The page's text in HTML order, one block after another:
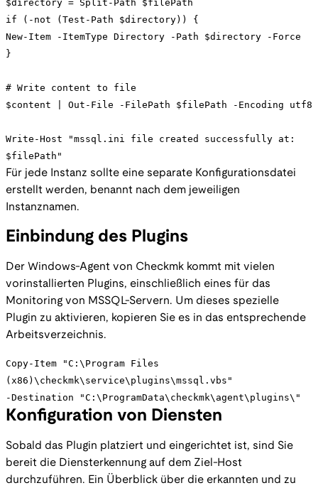
$directory = Split-Path $filePath
if (-not (Test-Path $directory)) {
New-Item -ItemType Directory -Path $directory -Force
}
# Write content to file
$content | Out-File -FilePath $filePath -Encoding utf8
Write-Host "mssql.ini file created successfully at:
$filePath"
Für jede Instanz sollte eine separate Konfigurationsdatei
erstellt werden, benannt nach dem jeweiligen
Instanznamen.
Einbindung des Plugins
Der Windows-Agent von Checkmk kommt mit vielen
vorinstallierten Plugins, einschließlich eines für das
Monitoring von MSSQL-Servern. Um dieses spezielle
Plugin zu aktivieren, kopieren Sie es in das entsprechende
Arbeitsverzeichnis.
Copy-Item "C:\Program Files
(x86)\checkmk\service\plugins\mssql.vbs"
-Destination "C:\ProgramData\checkmk\agent\plugins\"
Konfiguration von Diensten
Sobald das Plugin platziert und eingerichtet ist, sind Sie
bereit die Diensterkennung auf dem Ziel-Host
durchzuführen. Ein Überblick über die erkannten und zu